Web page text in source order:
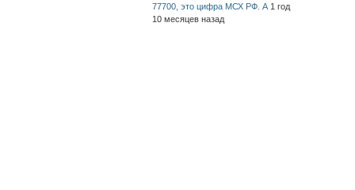
77700, это цифра МСХ РФ. А 1 год
10 месяцев назад